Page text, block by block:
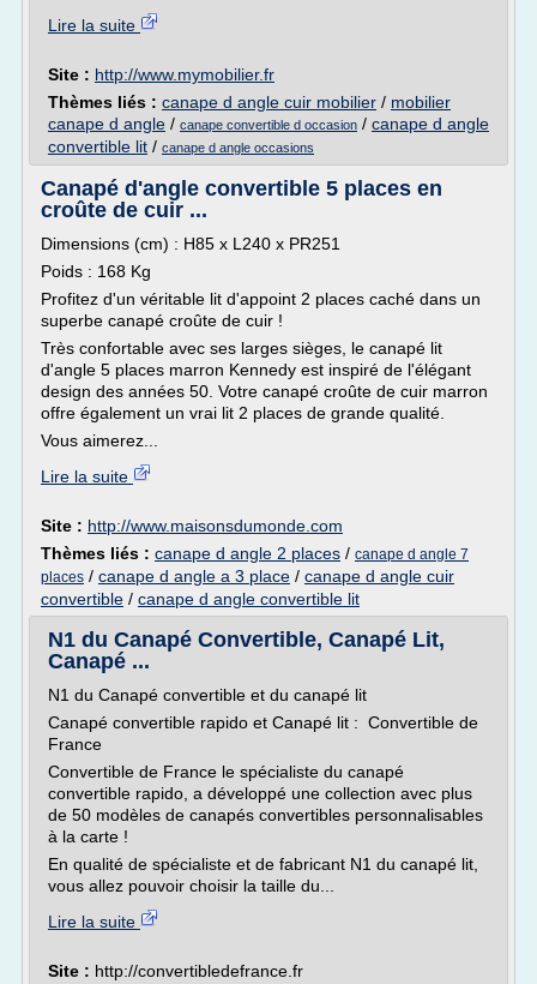
Lire la suite
Site : http://www.mymobilier.fr
Thèmes liés : canape d angle cuir mobilier / mobilier
canape d angle / canape convertible d occasion / canape d angle
convertible lit / canape d angle occasions
Canapé d'angle convertible 5 places en
croûte de cuir ...
Dimensions (cm) : H85 x L240 x PR251
Poids : 168 Kg
Profitez d'un véritable lit d'appoint 2 places caché dans un
superbe canapé croûte de cuir !
Très confortable avec ses larges sièges, le canapé lit
d'angle 5 places marron Kennedy est inspiré de l'élégant
design des années 50. Votre canapé croûte de cuir marron
offre également un vrai lit 2 places de grande qualité.
Vous aimerez...
Lire la suite
Site : http://www.maisonsdumonde.com
Thèmes liés : canape d angle 2 places / canape d angle 7
places / canape d angle a 3 place / canape d angle cuir
convertible / canape d angle convertible lit
N1 du Canapé Convertible, Canapé Lit,
Canapé ...
N1 du Canapé convertible et du canapé lit
Canapé convertible rapido et Canapé lit : Convertible de
France
Convertible de France le spécialiste du canapé
convertible rapido, a développé une collection avec plus
de 50 modèles de canapés convertibles personnalisables
à la carte !
En qualité de spécialiste et de fabricant N1 du canapé lit,
vous allez pouvoir choisir la taille du...
Lire la suite
Site : http://convertibledefrance.fr